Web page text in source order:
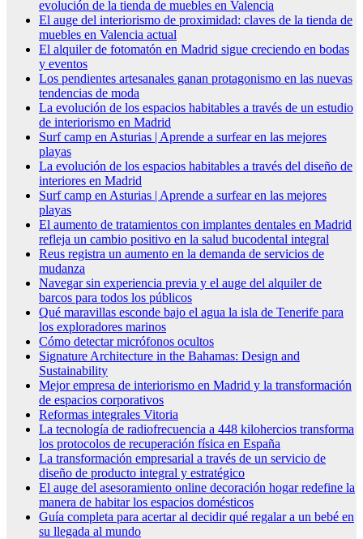
evolución de la tienda de muebles en Valencia
El auge del interiorismo de proximidad: claves de la tienda de
muebles en Valencia actual
El alquiler de fotomatón en Madrid sigue creciendo en bodas
y eventos
Los pendientes artesanales ganan protagonismo en las nuevas
tendencias de moda
La evolución de los espacios habitables a través de un estudio
de interiorismo en Madrid
Surf camp en Asturias | Aprende a surfear en las mejores
playas
La evolución de los espacios habitables a través del diseño de
interiores en Madrid
Surf camp en Asturias | Aprende a surfear en las mejores
playas
El aumento de tratamientos con implantes dentales en Madrid
refleja un cambio positivo en la salud bucodental integral
Reus registra un aumento en la demanda de servicios de
mudanza
Navegar sin experiencia previa y el auge del alquiler de
barcos para todos los públicos
Qué maravillas esconde bajo el agua la isla de Tenerife para
los exploradores marinos
Cómo detectar micrófonos ocultos
Signature Architecture in the Bahamas: Design and
Sustainability
Mejor empresa de interiorismo en Madrid y la transformación
de espacios corporativos
Reformas integrales Vitoria
La tecnología de radiofrecuencia a 448 kilohercios transforma
los protocolos de recuperación física en España
La transformación empresarial a través de un servicio de
diseño de producto integral y estratégico
El auge del asesoramiento online decoración hogar redefine la
manera de habitar los espacios domésticos
Guía completa para acertar al decidir qué regalar a un bebé en
su llegada al mundo